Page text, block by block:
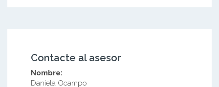
Contacte al asesor
Nombre:
Daniela Ocampo